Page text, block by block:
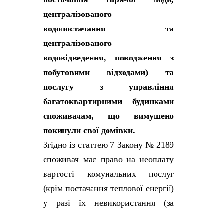
централізованого
водопостачання та
централізованого
водовідведення, поводження з
побутовими відходами) та
послугу з управління
багатоквартирними будинками
споживачам, що вимушено
покинули свої домівки.
Згідно із статтею 7 Закону № 2189
споживач має право на неоплату
вартості комунальних послуг
(крім постачання теплової енергії)
у разі їх невикористання (за